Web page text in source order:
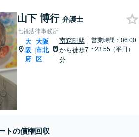
山下 博行 弁護士
七福法律事務所
大
阪
府
|
大阪
市北
区
南森町駅
から徒歩7
分
営業時間：06:00
~23:55（平日）
トの債権回収